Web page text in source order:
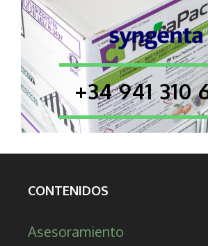
+34 941 310
CONTENIDOS
Asesoramiento